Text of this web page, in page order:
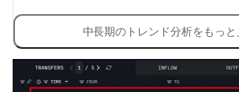
中長期のトレンド分析をもっと